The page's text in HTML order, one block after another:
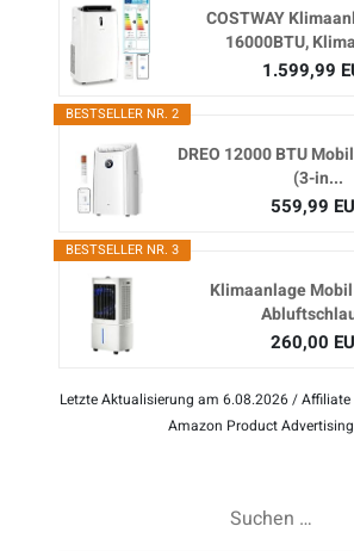
COSTWAY
16000BTU,
1.599,99
BESTSELLER NR. 2
DREO 12000 BTU
(3-in...
559,99
BESTSELLER NR. 3
Klimaanlage
260,00
Letzte Aktualisierung am 6.08.2026 /
Amazon Product